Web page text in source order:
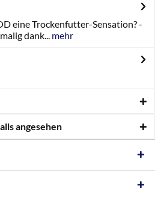
eine Trockenfutter-Sensation? -
dank... mehr
angesehen